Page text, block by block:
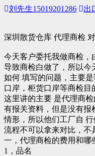
刘先生15019201286 出
深圳散货仓库 代理商检
今天客户委托我做商检，
导致商检白做了，所以今
如何 填写的问题，主要
口岸，柜货口岸等商检目
这里讲的主要 是代理商
有报关资料，但是没有报
情形，所以他们工厂自
流程不可以拿来对比，不
一，代理商检的费用和哪
1，品名